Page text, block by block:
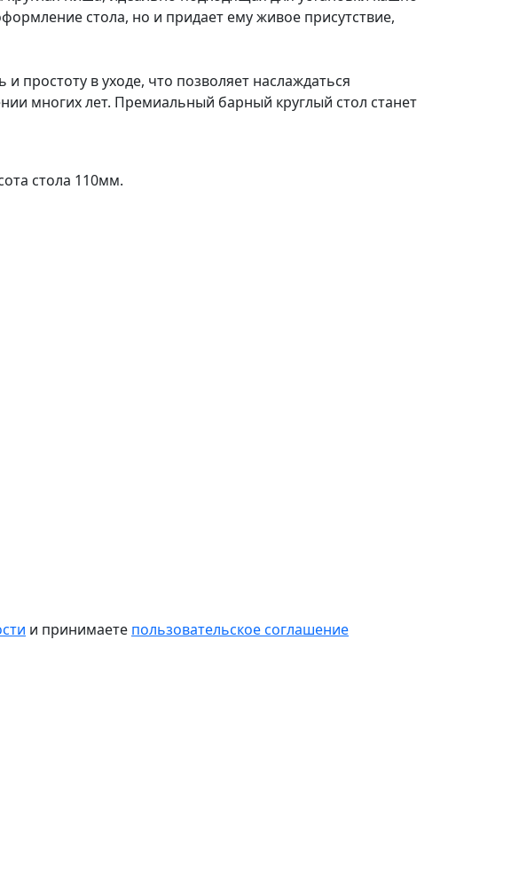
стола, но и придает ему живое присутствие,
в уходе, что позволяет наслаждаться
многих лет. Премиальный барный круглый стол станет
стола 110мм.
и принимаете пользовательское соглашение